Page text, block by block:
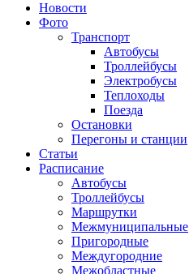
Новости
Фото
Транспорт
Автобусы
Троллейбусы
Электробусы
Теплоходы
Поезда
Остановки
Перегоны и станции
Статьи
Расписание
Автобусы
Троллейбусы
Маршрутки
Межмуниципальные
Пригородные
Междугородние
Межобластные